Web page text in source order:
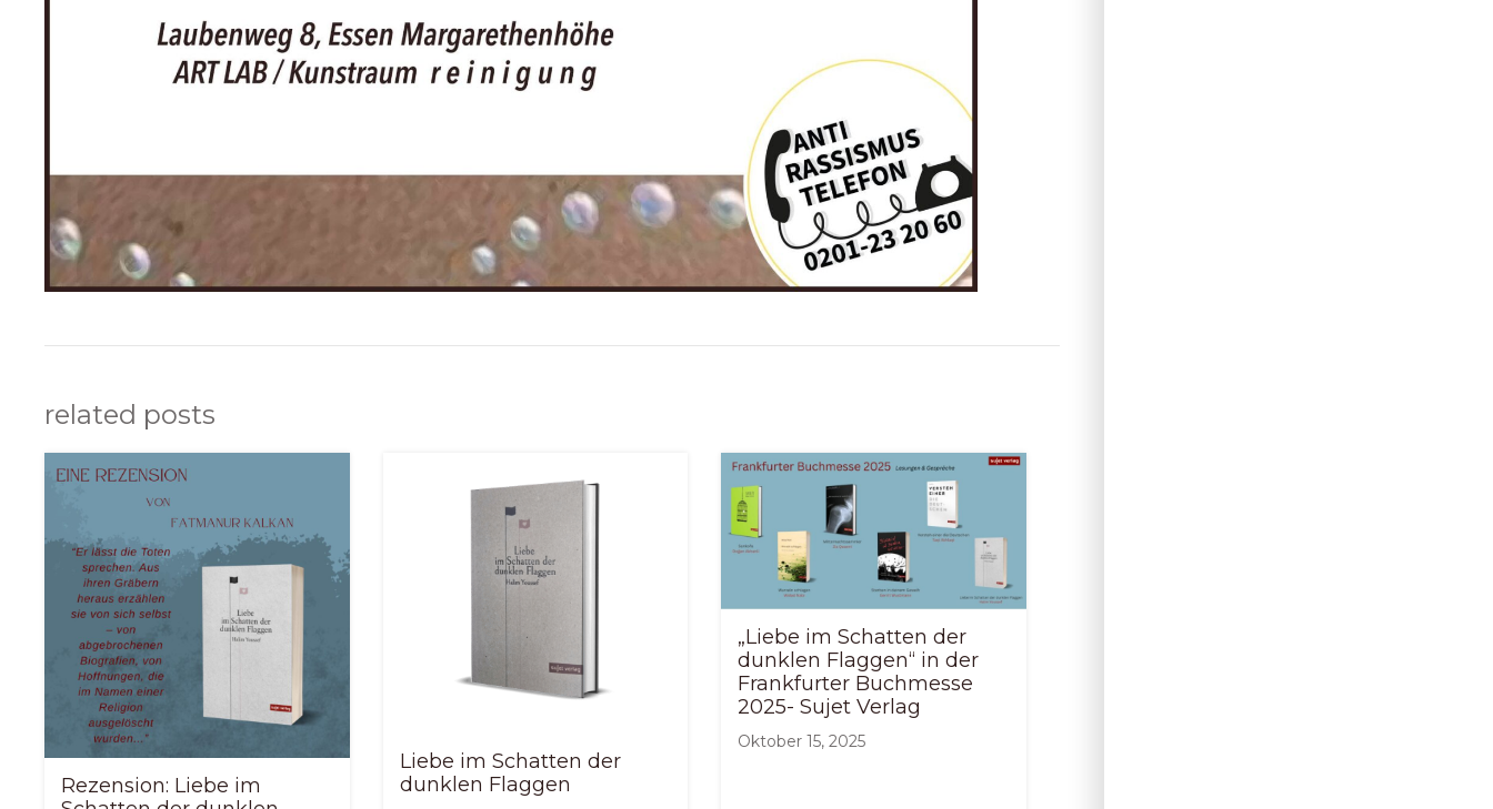
related posts
Rezension: Liebe im
Liebe im Schatten der
dunklen Flaggen
„Liebe im Schatten der
dunklen Flaggen“ in der
Frankfurter Buchmesse
2025- Sujet Verlag
Oktober 15, 2025